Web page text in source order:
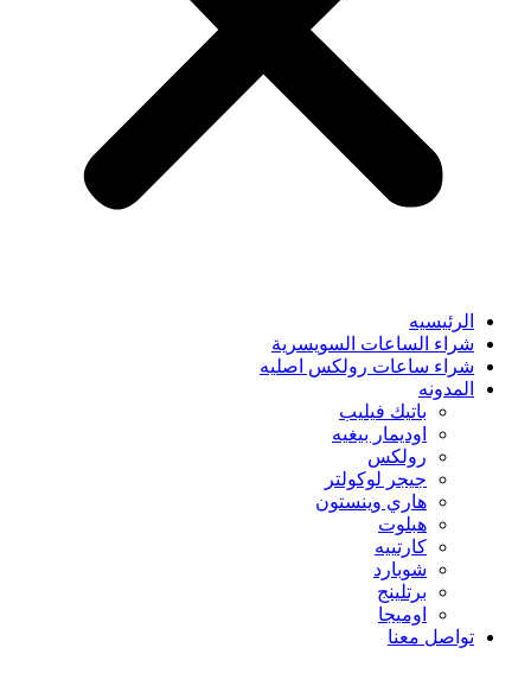
الرئيسيه
شراء الساعات السويسرية
شراء ساعات رولكس اصليه
المدونه
باتيك فيليب
اوديمار بيغيه
رولكس
جيجر لوكولتر
هاري وينستون
هبلوت
كارتييه
شوبارد
برتلينج
اوميجا
تواصل معنا